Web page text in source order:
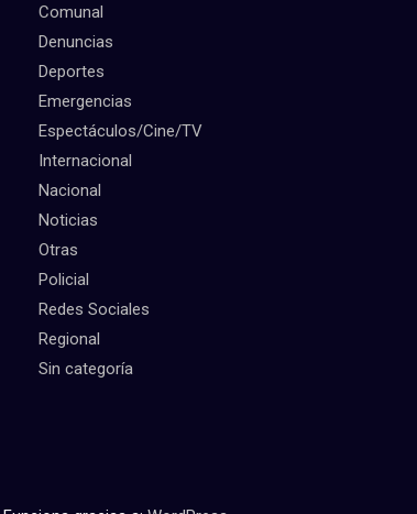
Comunal
Denuncias
Deportes
Emergencias
Espectáculos/Cine/TV
Internacional
Nacional
Noticias
Otras
Policial
Redes Sociales
Regional
Sin categoría